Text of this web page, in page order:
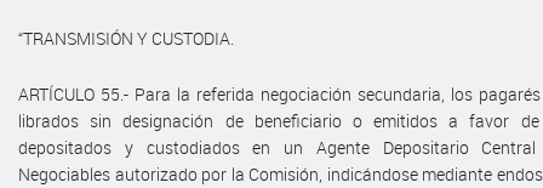
“TRANSMISIÓN Y CUSTODIA.
ARTÍCULO 55.- Para la referida negociación secundaria, los
librados sin designación de beneficiario o emitidos a favor
depositados y custodiados en un Agente Depositario
Negociables autorizado por la Comisión, indicándose mediante